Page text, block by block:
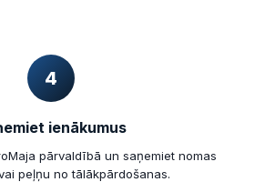
4
ienākumus
pārvaldībā un saņemiet nomas
peļņu no tālākpārdošanas.